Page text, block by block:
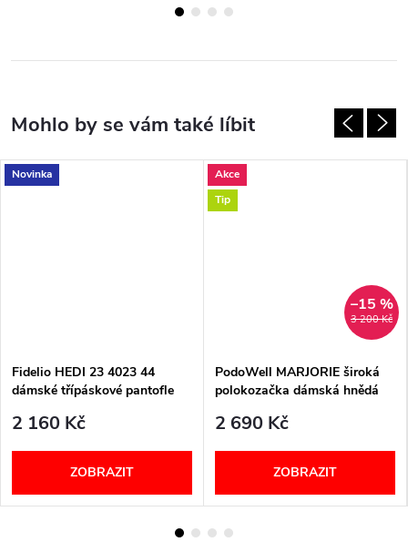
Novinka
Fidelio HEDI 23 4023 44
dámské třípáskové pantofle
2 160 Kč
ZOBRAZIT
Akce
Tip
3 200 Kč
–15 %
PodoWell MARJORIE široká
polokozačka dámská hnědá
2 690 Kč
ZOBRAZIT